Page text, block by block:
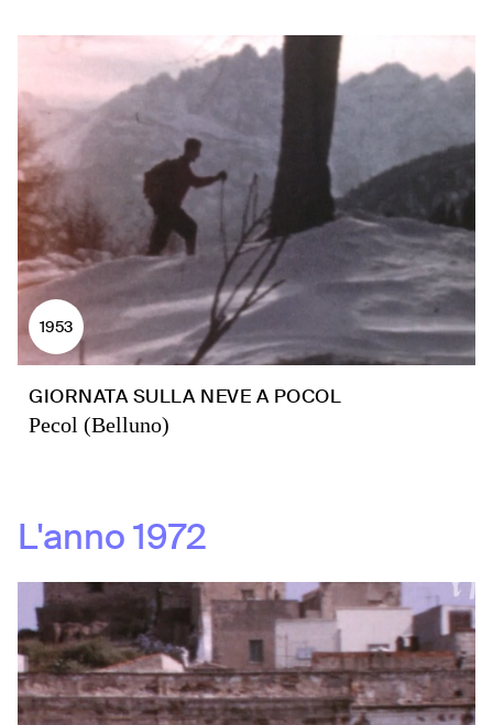
1953
GIORNATA SULLA NEVE A POCOL
Pecol (Belluno)
L'anno1972